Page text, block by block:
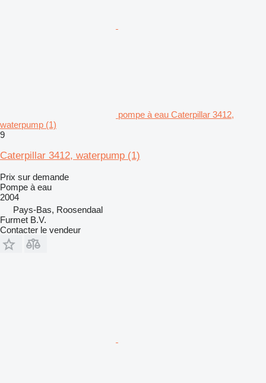
pompe à eau Caterpillar 3412,
waterpump (1)
9
Caterpillar 3412, waterpump (1)
Prix sur demande
Pompe à eau
2004
Pays-Bas, Roosendaal
Furmet B.V.
Contacter le vendeur